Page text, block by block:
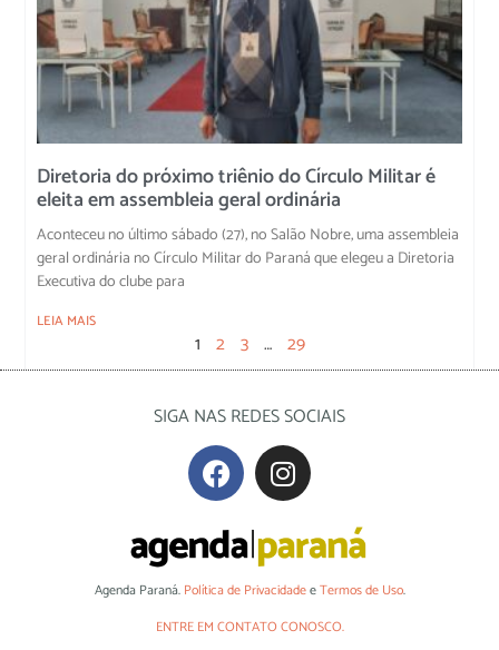
Diretoria do próximo triênio do Círculo Militar é
eleita em assembleia geral ordinária
Aconteceu no último sábado (27), no Salão Nobre, uma assembleia
geral ordinária no Círculo Militar do Paraná que elegeu a Diretoria
Executiva do clube para
LEIA MAIS
1 2 3 … 29
SIGA NAS REDES SOCIAIS
Agenda Paraná. Política de PrivacidadeeTermos de Uso.
ENTRE EM CONTATO CONOSCO.